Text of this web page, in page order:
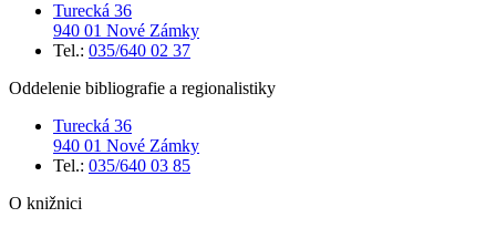
Turecká 36
940 01 Nové Zámky
Tel.: 035/640 02 37
Oddelenie bibliografie a regionalistiky
Turecká 36
940 01 Nové Zámky
Tel.: 035/640 03 85
O knižnici